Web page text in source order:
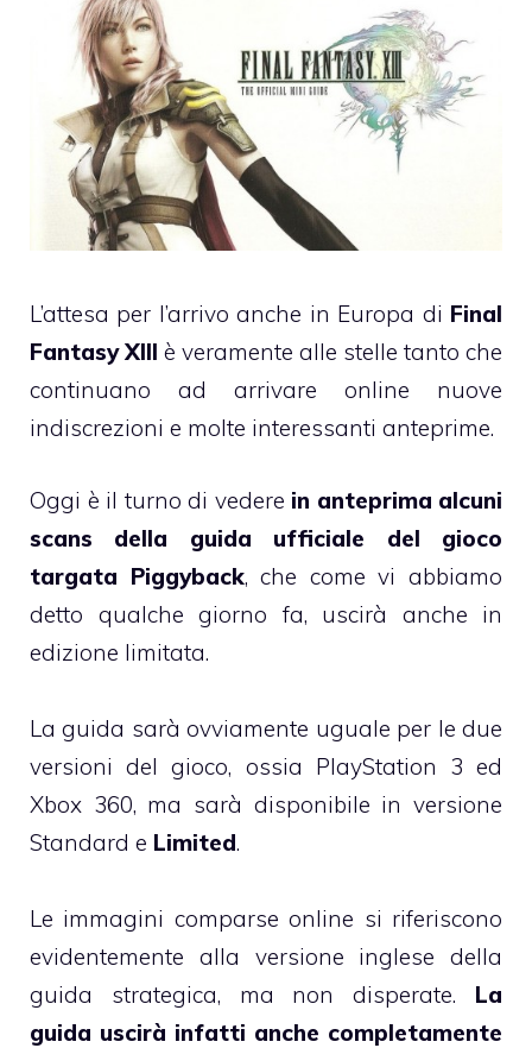
L’attesa per l’arrivo anche in Europa di Final
Fantasy XIII è veramente alle stelle tanto che
continuano ad arrivare online nuove
indiscrezioni e molte interessanti anteprime.
Oggi è il turno di vedere in anteprima alcuni
scans della guida ufficiale del gioco
targata Piggyback, che come vi abbiamo
detto qualche giorno fa, uscirà anche in
edizione limitata.
La guida sarà ovviamente uguale per le due
versioni del gioco, ossia PlayStation 3 ed
Xbox 360, ma sarà disponibile in versione
Standard e Limited.
Le immagini comparse online si riferiscono
evidentemente alla versione inglese della
guida strategica, ma non disperate. La
guida uscirà infatti anche completamente